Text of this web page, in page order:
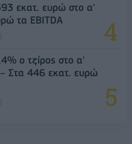
εκατ. ευρώ στο α'
τα EBITDA
ο τζίρος στο α'
Στα 446 εκατ. ευρώ